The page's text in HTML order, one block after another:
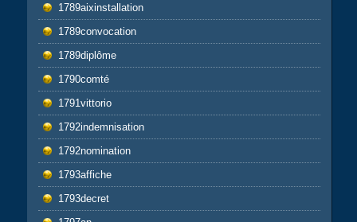
1789aixinstallation
1789convocation
1789diplôme
1790comté
1791vittorio
1792indemnisation
1792nomination
1793affiche
1793decret